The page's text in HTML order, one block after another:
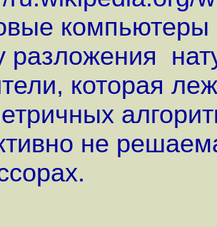
разложения
которая
не